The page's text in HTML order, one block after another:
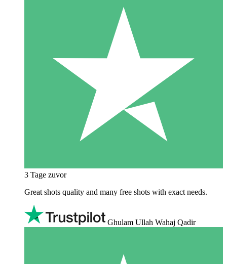
3 Tage zuvor
Great shots quality and many free shots with exact needs.
Ghulam Ullah Wahaj Qadir